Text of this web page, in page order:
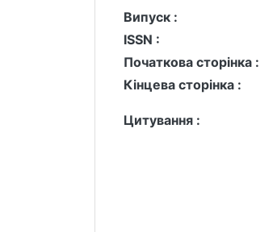
Випуск :
ISSN :
Початкова сторінка :
Кінцева сторінка :
Цитування :